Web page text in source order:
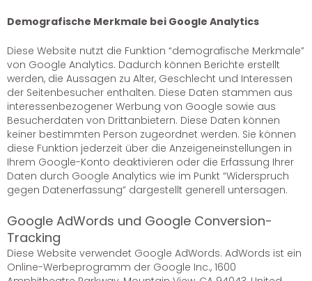
Demografische Merkmale bei Google Analytics
Diese Website nutzt die Funktion “demografische Merkmale”
von Google Analytics. Dadurch können Berichte erstellt
werden, die Aussagen zu Alter, Geschlecht und Interessen
der Seitenbesucher enthalten. Diese Daten stammen aus
interessenbezogener Werbung von Google sowie aus
Besucherdaten von Drittanbietern. Diese Daten können
keiner bestimmten Person zugeordnet werden. Sie können
diese Funktion jederzeit über die Anzeigeneinstellungen in
Ihrem Google-Konto deaktivieren oder die Erfassung Ihrer
Daten durch Google Analytics wie im Punkt “Widerspruch
gegen Datenerfassung” dargestellt generell untersagen.
Google AdWords und Google Conversion-
Tracking
Diese Website verwendet Google AdWords. AdWords ist ein
Online-Werbeprogramm der Google Inc., 1600